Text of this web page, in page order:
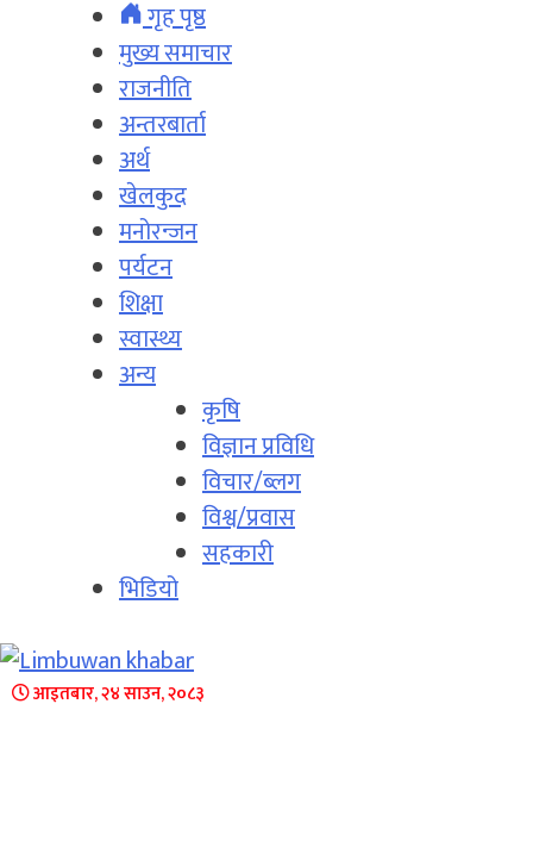
गृह पृष्ठ
मुख्य समाचार
राजनीति
अन्तरबार्ता
अर्थ
खेलकुद
मनोरन्जन
पर्यटन
शिक्षा
स्वास्थ्य
अन्य
कृषि
विज्ञान प्रविधि
विचार/ब्लग
विश्व/प्रवास
सहकारी
भिडियो
आइतबार, २४ साउन, २०८३